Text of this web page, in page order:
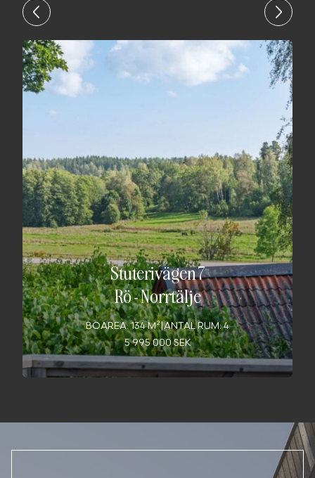
Stuterivägen 7
Rö-Norrtälje
BOAREA: 134 M²|ANTAL RUM: 4
5 995 000 SEK